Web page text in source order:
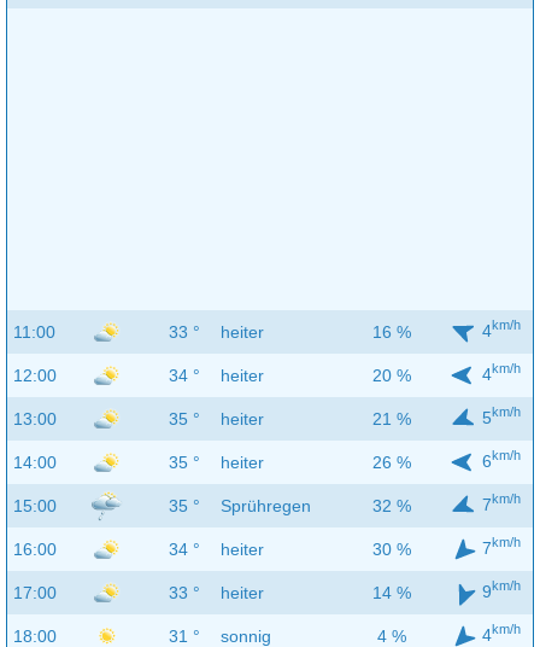
11:00 33 ° heiter 16 % 4km/h
12:00 34 ° heiter 20 % 4km/h
13:00 35 ° heiter 21 % 5km/h
14:00 35 ° heiter 26 % 6km/h
15:00 35 ° Sprühregen 32 % 7km/h
16:00 34 ° heiter 30 % 7km/h
17:00 33 ° heiter 14 % 9km/h
18:00 31 ° sonnig 4 % 4km/h